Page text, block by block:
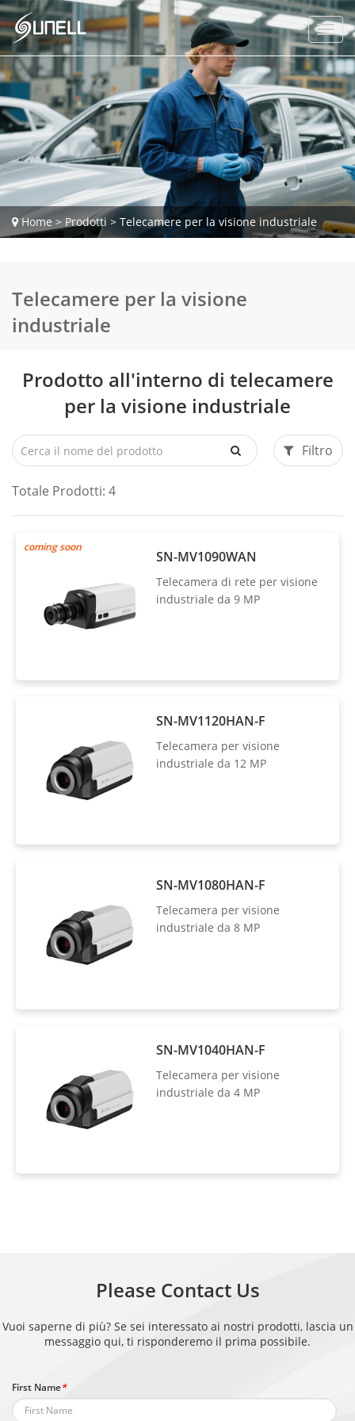
Home> Prodotti > Telecamere per la visione industriale
Telecamere per la visione
industriale
Prodotto all'interno di telecamere
per la visione industriale
Filtro
Totale Prodotti: 4
coming soon
SN-MV1090WAN
Telecamera di rete per visione
industriale da 9 MP
SN-MV1120HAN-F
Telecamera per visione
industriale da 12 MP
SN-MV1080HAN-F
Telecamera per visione
industriale da 8 MP
SN-MV1040HAN-F
Telecamera per visione
industriale da 4 MP
Please Contact Us
Vuoi saperne di più? Se sei interessato ai nostri prodotti, lascia un
messaggio qui, ti risponderemo il prima possibile.
First Name*